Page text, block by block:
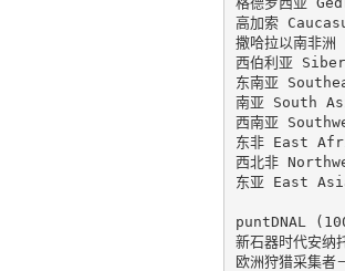
高加索
撒哈拉以南非
西伯利亚
东南亚
南亚 South
西南亚
东非 East
西北非
东亚 East
puntDNAL
新石器时代安
欧洲狩猎采集